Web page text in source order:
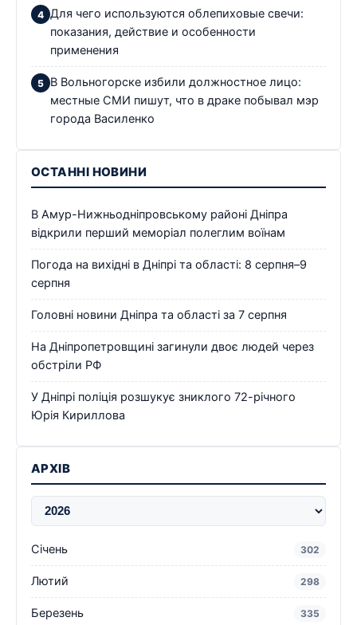
Для чего используются облепиховые свечи:
показания, действие и особенности
применения
В Вольногорске избили должностное лицо:
местные СМИ пишут, что в драке побывал мэр
города Василенко
ОСТАННІ НОВИНИ
В Амур-Нижньодніпровському районі Дніпра
відкрили перший меморіал полеглим воїнам
Погода на вихідні в Дніпрі та області: 8 серпня–9
серпня
Головні новини Дніпра та області за 7 серпня
На Дніпропетровщині загинули двоє людей через
обстріли РФ
У Дніпрі поліція розшукує зниклого 72-річного
Юрія Кириллова
АРХІВ
Січень 302
Лютий 298
Березень 335